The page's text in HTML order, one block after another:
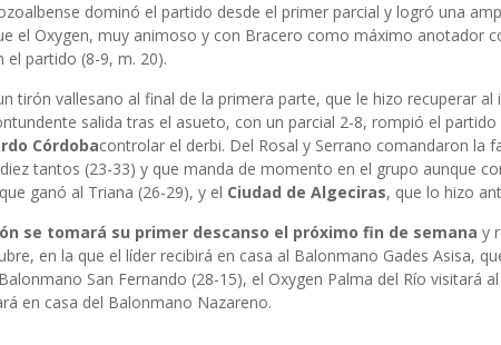
dominó el partido desde el primer parcial y logró una
el Oxygen, muy animoso y con Bracero como máximo anotador
el partido (8-9, m. 20).
tirón vallesano al final de la primera parte, que le hizo recuperar
salida tras el asueto, con un parcial 2-8, rompió el
Córdobacontrolar el derbi. Del Rosal y Serrano comandaron la
tantos (23-33) y que manda de momento en el grupo aunque
ganó al Triana (26-29), y el Ciudad de Algeciras, que lo hizo
se tomará su primer descanso el próximo fin de semana y
en la que el líder recibirá en casa al Balonmano Gades Asisa,
San Fernando (28-15), el Oxygen Palma del Río visitará
en casa del Balonmano Nazareno.